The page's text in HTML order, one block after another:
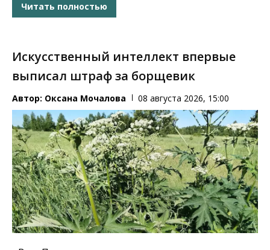
Читать полностью
Искусственный интеллект впервые
выписал штраф за борщевик
Автор: Оксана Мочалова 08 августа 2026, 15:00